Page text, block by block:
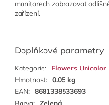
monitorech zobrazovat
zařízení.
Doplňkové parametry
Kategorie:
Flowers Unicolor
Hmotnost: 0.05 kg
EAN: 8681338533693
Barva: Zelená